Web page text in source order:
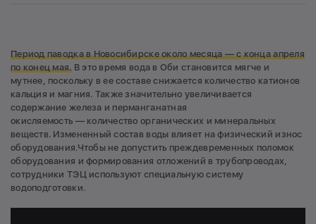
Период паводка в Новосибирске около месяца — с конца апреля
по конец мая.В это время вода в Оби становится мягче и
мутнее, поскольку в ее составе снижается количество катионов
кальция и магния. Также значительно увеличивается
содержание железа и перманганатная
окисляемость — количество органических и минеральных
веществ. Измененный состав воды влияет на физический износ
оборудования.Чтобы не допустить преждевременных поломок
оборудования и формирования отложений в трубопроводах,
сотрудники ТЭЦ используют специальную систему
водоподготовки.